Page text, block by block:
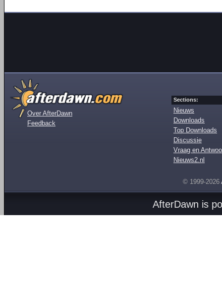
Over AfterDawn
Feedback
Sections:
Nieuws
Downloads
Top Downloads
Discussie
Vraag en
Nieuws2.nl
© 1999-2026
AfterDawn is